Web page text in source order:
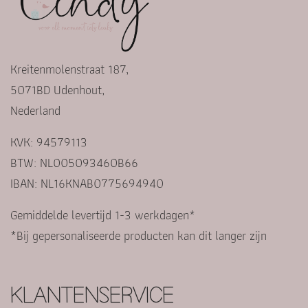
Kreitenmolenstraat 187,
5071BD Udenhout,
Nederland
KVK: 94579113
BTW: NL005093460B66
IBAN: NL16KNAB0775694940
Gemiddelde levertijd 1-3 werkdagen*
*Bij gepersonaliseerde producten kan dit langer zijn
KLANTENSERVICE